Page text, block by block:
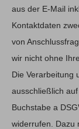
aus der E-Mail
Kontaktdaten
von
wir nicht ohne
Die Verarbeitung
ausschließlich
Buchstabe a
widerrufen. Dazu